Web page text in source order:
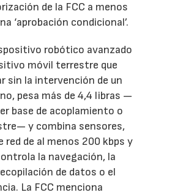
de la FCC a menos
‘aprobación condicional’.
robótico avanzado
móvil terrestre que
sin la intervención de un
pesa más de 4,4 libras —
base de acoplamiento o
y combina sensores,
red de al menos 200 kbps y
la navegación, la
de datos o el
La FCC menciona